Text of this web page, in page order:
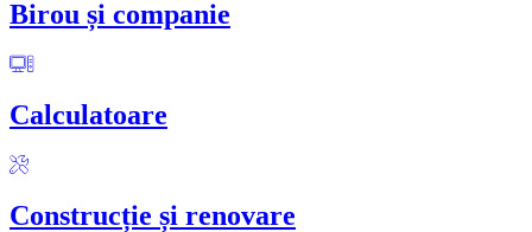
Birou și companie
Calculatoare
Construcție și renovare